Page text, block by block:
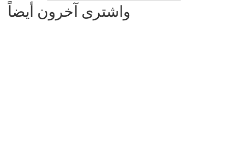
واشترى آخرون أيضاً